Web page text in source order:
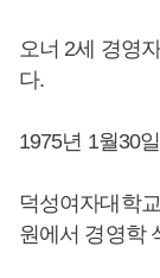
오너 2세 경영
다.
1975년 1월30
덕성여자대학
원에서 경영학